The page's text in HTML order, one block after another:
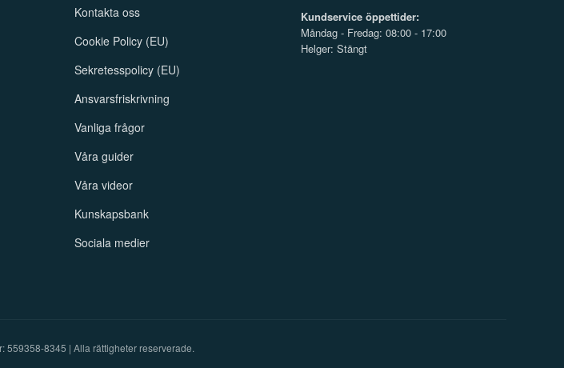
Kontakta oss
Cookie Policy (EU)
Sekretesspolicy (EU)
Ansvarsfriskrivning
Vanliga frågor
Våra guider
Våra videor
Kunskapsbank
Sociala medier
Kundservice öppettider:
Måndag - Fredag: 08:00 - 17:00
Helger: Stängt
559358-8345 | Alla rättigheter reserverade.